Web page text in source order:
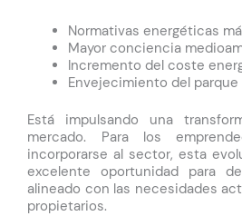
Normativas energéticas
Mayor conciencia
Incremento del coste
Envejecimiento del parque
Está impulsando una
mercado. Para los
incorporarse al sector, esta
excelente oportunidad para
alineado con las necesidades
propietarios.